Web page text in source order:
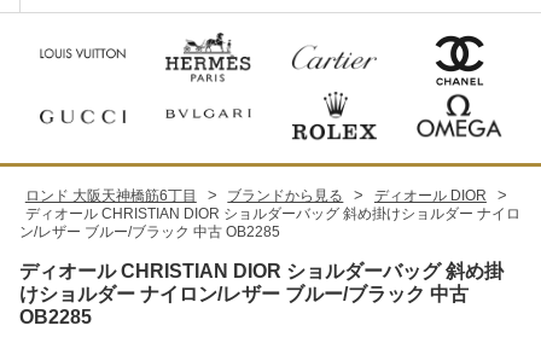
ロンド 大阪天神橋筋6丁目 > ブランドから見る > ディオール DIOR >
ディオール CHRISTIAN DIOR ショルダーバッグ 斜め掛けショルダー ナイロ
ン/レザー ブルー/ブラック 中古 OB2285
ディオール CHRISTIAN DIOR ショルダーバッグ 斜め掛
けショルダー ナイロン/レザー ブルー/ブラック 中古
OB2285